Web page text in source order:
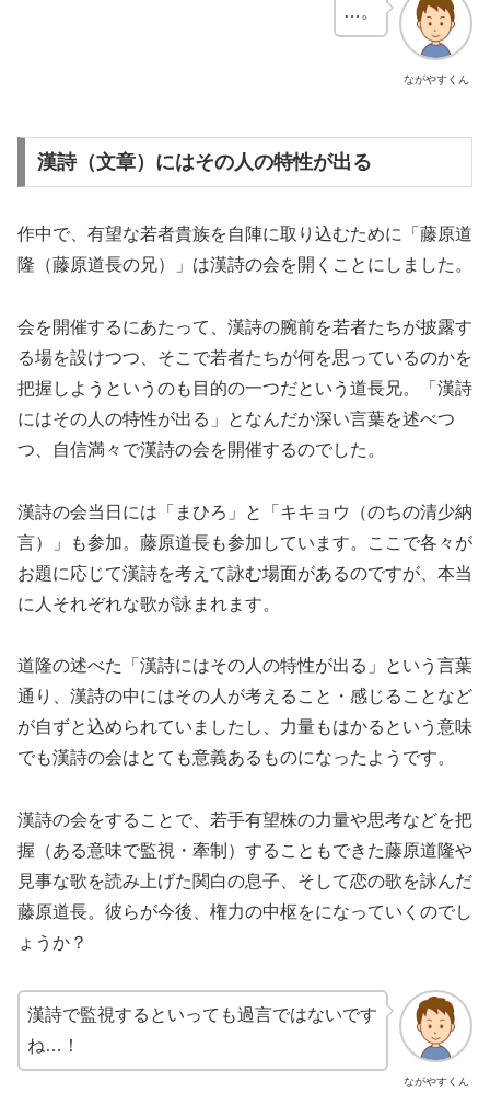
ながやすくん
…。
漢詩（文章）にはその人の特性が出る
作中で、有望な若者貴族を自陣に取り込むために「藤原道
隆（藤原道長の兄）」は漢詩の会を開くことにしました。
会を開催するにあたって、漢詩の腕前を若者たちが披露す
る場を設けつつ、そこで若者たちが何を思っているのかを
把握しようというのも目的の一つだという道長兄。「漢詩
にはその人の特性が出る」となんだか深い言葉を述べつ
つ、自信満々で漢詩の会を開催するのでした。
漢詩の会当日には「まひろ」と「キキョウ（のちの清少納
言）」も参加。藤原道長も参加しています。ここで各々が
お題に応じて漢詩を考えて詠む場面があるのですが、本当
に人それぞれな歌が詠まれます。
道隆の述べた「漢詩にはその人の特性が出る」という言葉
通り、漢詩の中にはその人が考えること・感じることなど
が自ずと込められていましたし、力量もはかるという意味
でも漢詩の会はとても意義あるものになったようです。
漢詩の会をすることで、若手有望株の力量や思考などを把
握（ある意味で監視・牽制）することもできた藤原道隆や
見事な歌を読み上げた関白の息子、そして恋の歌を詠んだ
藤原道長。彼らが今後、権力の中枢をになっていくのでし
ょうか？
ながやすくん
漢詩で監視するといっても過言ではないです
ね…！